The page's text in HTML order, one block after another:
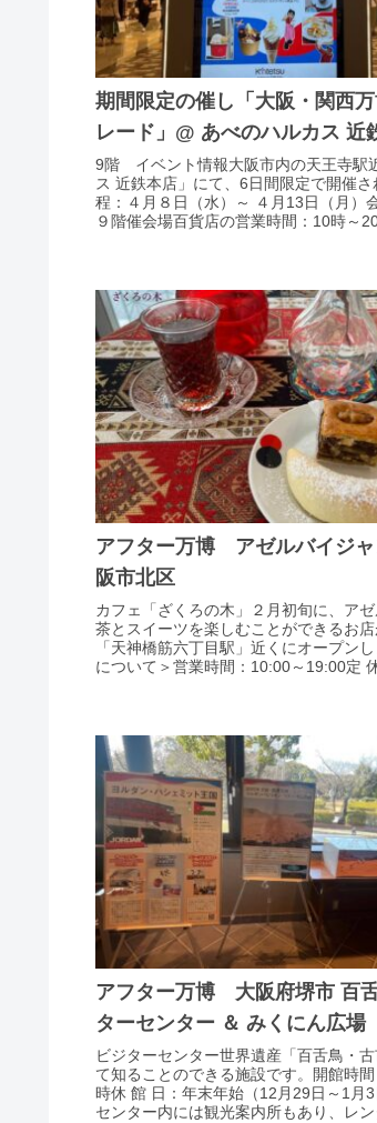
期間限定の催し「大阪・関西
レード」@ あべのハルカス 近
9階 イベント情報大阪市内の天王寺駅
ス 近鉄本店」にて、6日間限定で開催さ
程：４月８日（水）～ ４月13日（月）
９階催会場百貨店の営業時間：10時～
アフター万博 アゼルバイジ
阪市北区
カフェ「ざくろの木」２月初旬に、ア
茶とスイーツを楽しむことができるお
「天神橋筋六丁目駅」近くにオープン
について＞営業時間：10:00～19:00定
アフター万博 大阪府堺市 百
ターセンター ＆ みくにん広場
ビジターセンター世界遺産「百舌鳥・
て知ることのできる施設です。開館時
時休 館 日：年末年始（12月29日～1月
センター内には観光案内所もあり、レ